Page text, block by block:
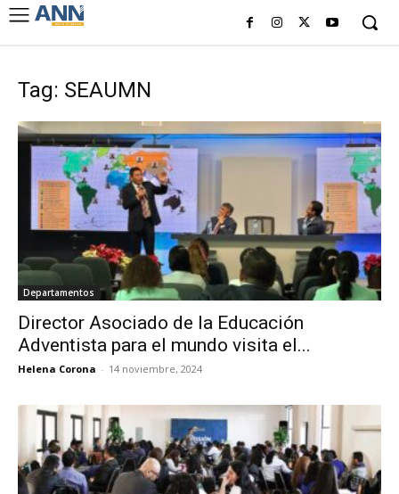
Tag: SEAUMN
Departamentos
Director Asociado de la Educación
Adventista para el mundo visita el...
Helena Corona - 14 noviembre, 2024